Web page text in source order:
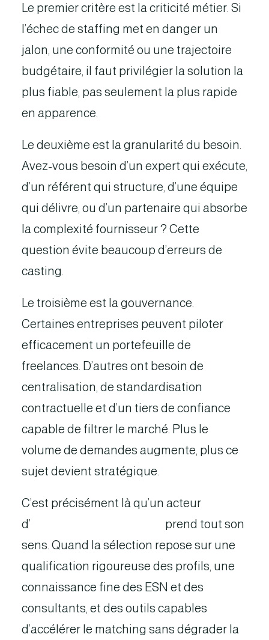
Le premier critère est la criticité métier. Si
l’échec de staffing met en danger un
jalon, une conformité ou une trajectoire
budgétaire, il faut privilégier la solution la
plus fiable, pas seulement la plus rapide
en apparence.
Le deuxième est la granularité du besoin.
Avez-vous besoin d’un expert qui exécute,
d’un référent qui structure, d’une équipe
qui délivre, ou d’un partenaire qui absorbe
la complexité fournisseur ? Cette
question évite beaucoup d’erreurs de
casting.
Le troisième est la gouvernance.
Certaines entreprises peuvent piloter
efficacement un portefeuille de
freelances. D’autres ont besoin de
centralisation, de standardisation
contractuelle et d’un tiers de confiance
capable de filtrer le marché. Plus le
volume de demandes augmente, plus ce
sujet devient stratégique.
C’est précisément là qu’un acteur
d’
prend tout son
sens. Quand la sélection repose sur une
qualification rigoureuse des profils, une
connaissance fine des ESN et des
consultants, et des outils capables
d’accélérer le matching sans dégrader la